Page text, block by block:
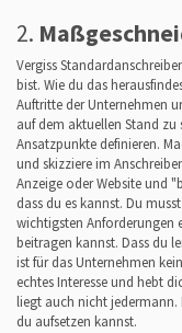
2.
Vergiss
bist. Wie du das
Auftritte der Unternehmen
auf dem aktuellen Stand
Ansatzpunkte definieren.
und skizziere im
Anzeige oder Website und
dass du es kannst. Du
wichtigsten Anforderungen
beitragen kannst. Dass du
ist für das Unternehmen
echtes Interesse und hebt
liegt auch nicht
du aufsetzen kannst.